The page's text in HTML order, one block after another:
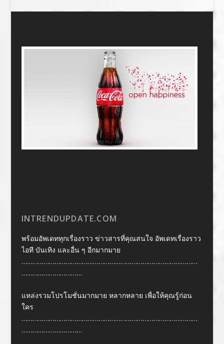
INTRENDUPDATE.COM
พร้อมอัพเดททุกเรื่องราว ข่าวสารที่คุณสนใจ อัพเดทเรื่องราว
ไอที บันเทิง และอื่น ๆ อีกมากมาย
……………………………………………………………………………………
……………………………
แหล่งรวมโปรโมชั่นมากมาย หลากหลาย เพื่อให้คุณรู้ก่อน
ใคร
……………………………………………………………………………………
……………………………